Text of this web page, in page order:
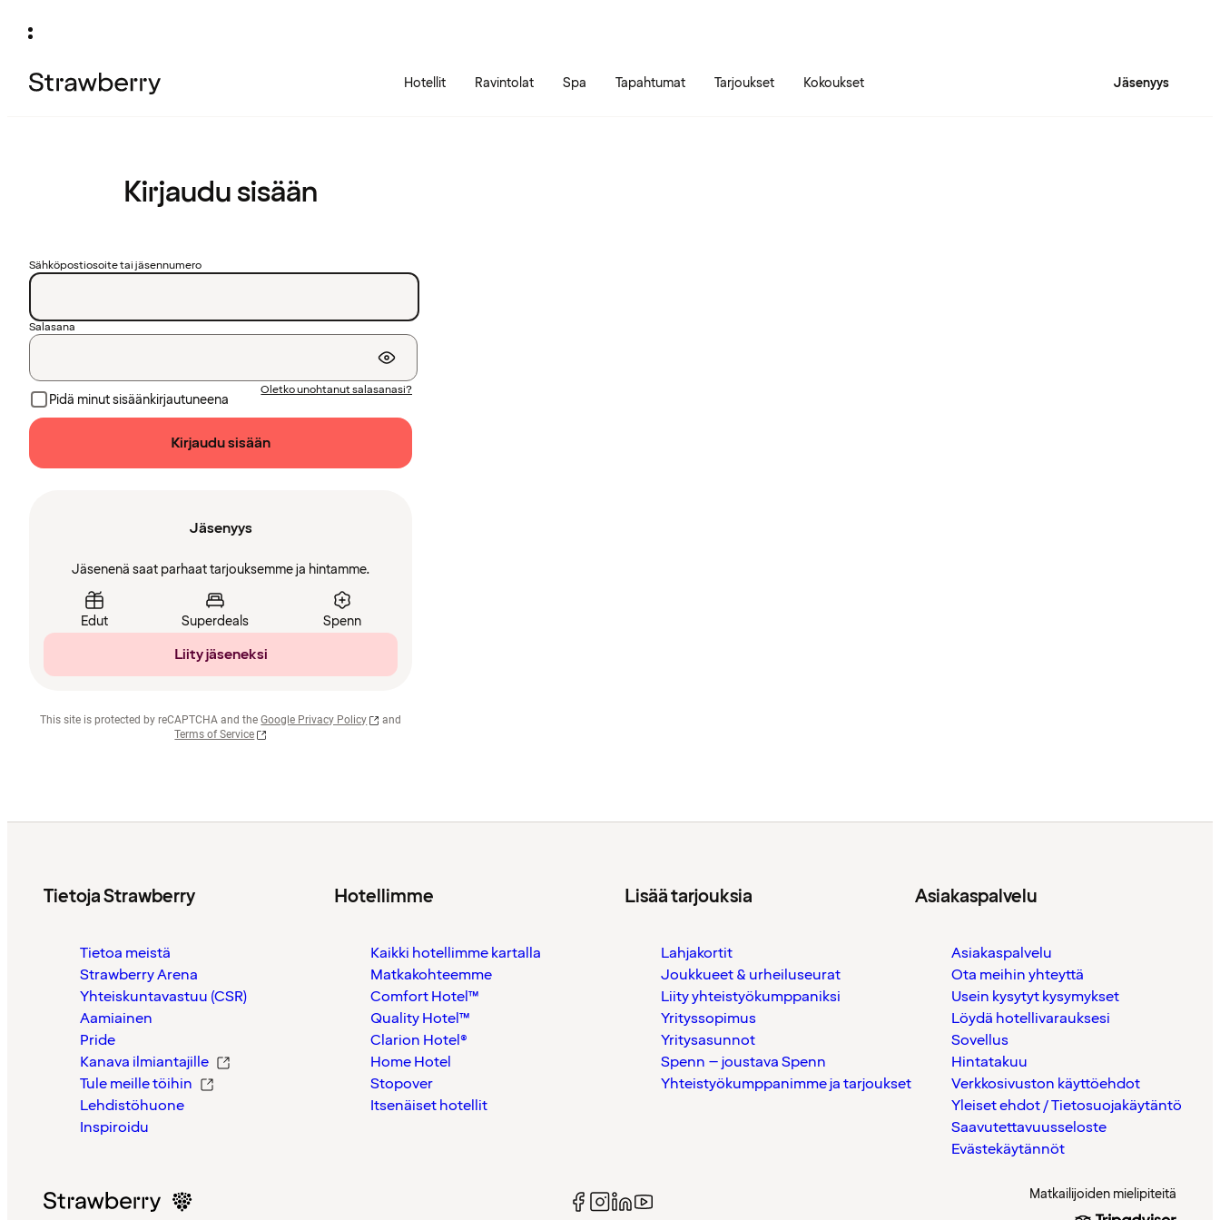
Hotellit Ravintolat Spa Tapahtumat Tarjoukset Kokoukset Jäsenyys
Kirjaudu sisään
Sähköpostiosoite tai jäsennumero
Salasana
Pidä minut sisäänkirjautuneena
Oletko unohtanut salasanasi?
Kirjaudu sisään
Jäsenyys
Jäsenenä saat parhaat tarjouksemme ja hintamme.
Edut Superdeals Spenn
Liity jäseneksi
This site is protected by reCAPTCHA and the Google Privacy Policy
and
Terms of Service
Tietoja Strawberry
Tietoa meistä
Strawberry Arena
Yhteiskuntavastuu (CSR)
Aamiainen
Pride
Kanava ilmiantajille
Tule meille töihin
Lehdistöhuone
Inspiroidu
Hotellimme
Kaikki hotellimme kartalla
Matkakohteemme
Comfort Hotel™
Quality Hotel™
Clarion Hotel®
Home Hotel
Stopover
Itsenäiset hotellit
Lisää tarjouksia
Lahjakortit
Joukkueet & urheiluseurat
Liity yhteistyökumppaniksi
Yrityssopimus
Yritysasunnot
Spenn – joustava Spenn
Yhteistyökumppanimme ja tarjoukset
Asiakaspalvelu
Asiakaspalvelu
Ota meihin yhteyttä
Usein kysytyt kysymykset
Löydä hotellivarauksesi
Sovellus
Hintatakuu
Verkkosivuston käyttöehdot
Yleiset ehdot / Tietosuojakäytäntö
Saavutettavuusseloste
Evästekäytännöt
Matkailijoiden mielipiteitä